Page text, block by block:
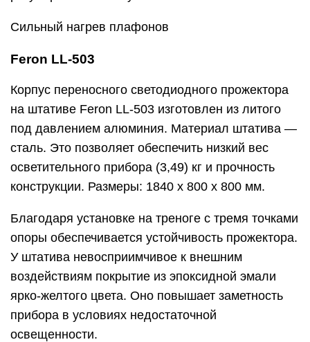
Сильный нагрев плафонов
Feron LL-503
Корпус переносного светодиодного прожектора
на штативе Feron LL-503 изготовлен из литого
под давлением алюминия. Материал штатива —
сталь. Это позволяет обеспечить низкий вес
осветительного прибора (3,49) кг и прочность
конструкции. Размеры: 1840 х 800 х 800 мм.
Благодаря установке на треноге с тремя точками
опоры обеспечивается устойчивость прожектора.
У штатива невосприимчивое к внешним
воздействиям покрытие из эпоксидной эмали
ярко-желтого цвета. Оно повышает заметность
прибора в условиях недостаточной
освещенности.